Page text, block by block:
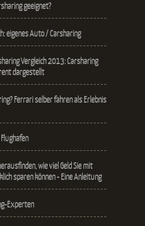
geeignet?
eigenes Auto / Carsharing
Vergleich 2013: Carsharing
dargestellt
Ferrari selber fahren als Erlebnis
wie viel Geld Sie mit
sparen können - Eine Anleitung
Experten